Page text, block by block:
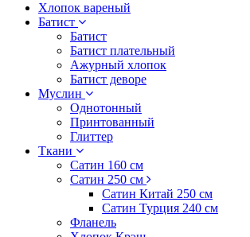
Хлопок вареный
Батист
Батист
Батист плательный
Ажурный хлопок
Батист деворе
Муслин
Однотонный
Принтованный
Глиттер
Ткани
Сатин 160 см
Сатин 250 см
Сатин Китай 250 см
Сатин Турция 240 см
Фланель